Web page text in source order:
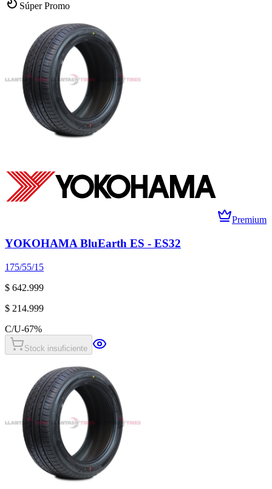
Súper Promo
Premium
YOKOHAMA BluEarth ES - ES32
175/55/15
$ 642.999
$ 214.999
C/U-67%
Stock insuficiente